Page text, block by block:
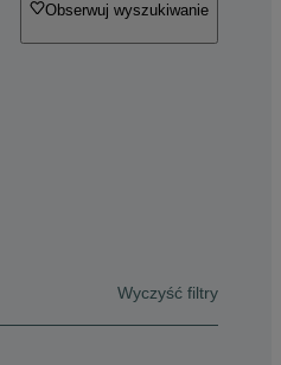
Obserwuj wyszukiwanie
Wyczyść filtry